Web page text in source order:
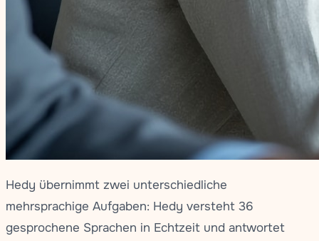
Hedy übernimmt zwei unterschiedliche
mehrsprachige Aufgaben: Hedy versteht 36
gesprochene Sprachen in Echtzeit und antwortet